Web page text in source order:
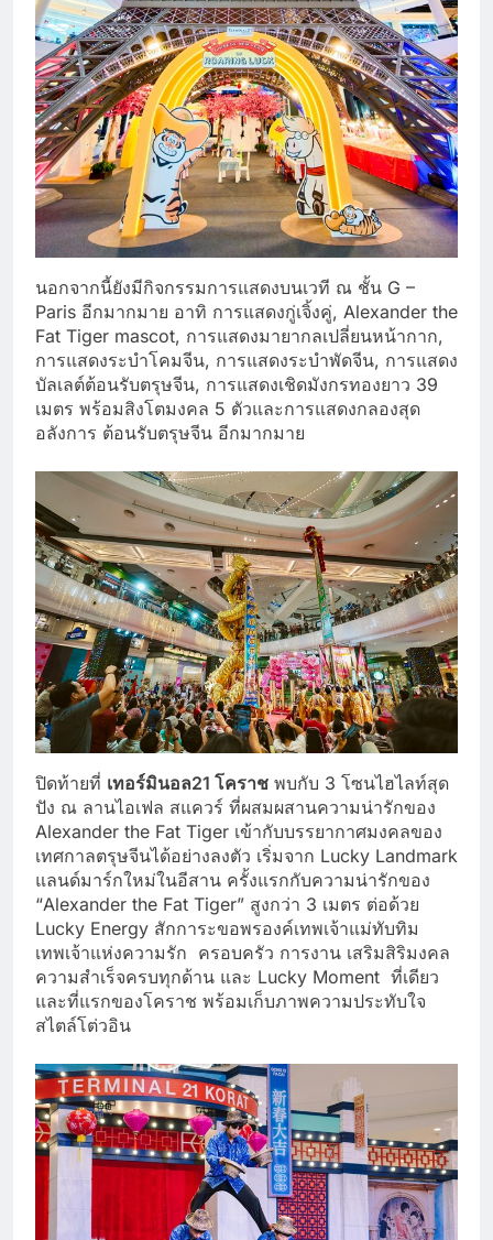
นอกจากนี้ยังมีกิจกรรมการแสดงบนเวที ณ ชั้น G –
Paris อีกมากมาย อาทิ การแสดงกู่เจิ้งคู่, Alexander the
Fat Tiger mascot, การแสดงมายากลเปลี่ยนหน้ากาก,
การแสดงระบำโคมจีน, การแสดงระบำพัดจีน, การแสดง
บัลเลต์ต้อนรับตรุษจีน, การแสดงเชิดมังกรทองยาว 39
เมตร พร้อมสิงโตมงคล 5 ตัวและการแสดงกลองสุด
อลังการ ต้อนรับตรุษจีน อีกมากมาย
ปิดท้ายที่ เทอร์มินอล21 โคราช พบกับ 3 โซนไฮไลท์สุด
ปัง ณ ลานไอเฟล สแควร์ ที่ผสมผสานความน่ารักของ
Alexander the Fat Tiger เข้ากับบรรยากาศมงคลของ
เทศกาลตรุษจีนได้อย่างลงตัว เริ่มจาก Lucky Landmark
แลนด์มาร์กใหม่ในอีสาน ครั้งแรกกับความน่ารักของ
“Alexander the Fat Tiger” สูงกว่า 3 เมตร ต่อด้วย
Lucky Energy สักการะขอพรองค์เทพเจ้าแม่ทับทิม
เทพเจ้าแห่งความรัก ครอบครัว การงาน เสริมสิริมงคล
ความสำเร็จครบทุกด้าน และ Lucky Moment ที่เดียว
และที่แรกของโคราช พร้อมเก็บภาพความประทับใจ
สไตล์โต่วอิน